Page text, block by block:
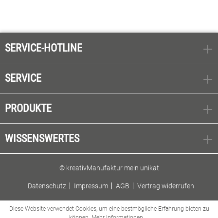
SERVICE-HOTLINE
SERVICE
PRODUKTE
WISSENSWERTES
© kreativManufaktur mein unikat
Datenschutz Impressum AGB Vertrag widerrufen
Diese Website verwendet Cookies, um eine bestmögliche Erfahrung bieten zu